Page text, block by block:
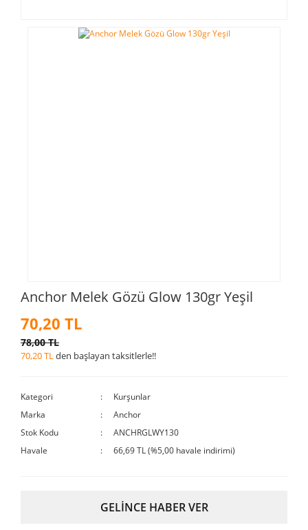
Anchor Melek Gözü Glow 130gr Yeşil
70,20 TL
78,00 TL
70,20 TLden başlayan taksitlerle!!
Kategori
Kurşunlar
Marka
Anchor
Stok Kodu
ANCHRGLWY130
Havale
66,69 TL (%5,00 havale indirimi)
GELİNCE HABER VER